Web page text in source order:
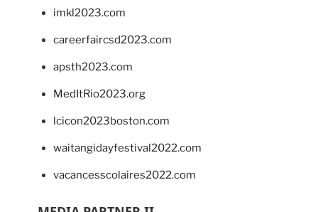
imkl2023.com
careerfaircsd2023.com
apsth2023.com
MedItRio2023.org
lcicon2023boston.com
waitangidayfestival2022.com
vacancesscolaires2022.com